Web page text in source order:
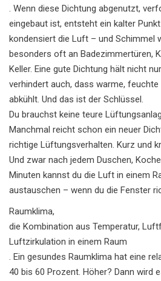
. Wenn diese Dichtung abgenutzt,
eingebaut ist, entsteht ein kalter
kondensiert die Luft – und Schimmel
besonders oft an Badezimmertüren,
Keller. Eine gute Dichtung hält nicht
verhindert auch, dass warme,
abkühlt. Und das ist der Schlüssel.
Du brauchst keine teure
Manchmal reicht schon ein neuer
richtige Lüftungsverhalten. Kurz und
Und zwar nach jedem Duschen,
Minuten kannst du die Luft in einem
austauschen – wenn du die Fenster
Raumklima,
die Kombination aus Temperatur,
Luftzirkulation in einem Raum
. Ein gesundes Raumklima hat eine
40 bis 60 Prozent. Höher? Dann wird